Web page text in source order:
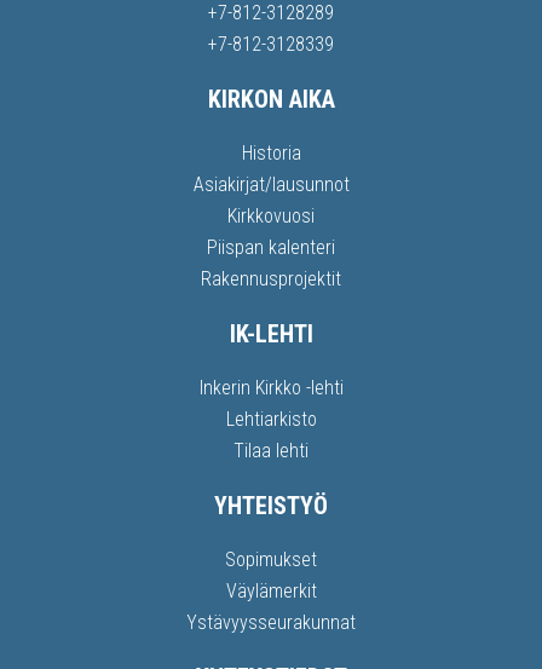
+7-812-3128289
+7-812-3128339
KIRKON AIKA
Historia
Asiakirjat/lausunnot
Kirkkovuosi
Piispan kalenteri
Rakennusprojektit
IK-LEHTI
Inkerin Kirkko -lehti
Lehtiarkisto
Tilaa lehti
YHTEISTYÖ
Sopimukset
Väylämerkit
Ystävyysseurakunnat